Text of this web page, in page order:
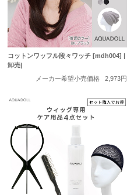
コットンワッフル段々ワッチ [mdh004] |
卸売|
メーカー希望小売価格
2,973円